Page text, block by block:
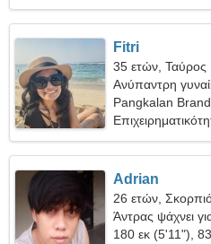
Fitri
35 ετών, Ταύρος
Ανύπαντρη
Pangkalan
Adrian
26 ετών,
Άντρας ψάχνει
180 εκ (5'11"),